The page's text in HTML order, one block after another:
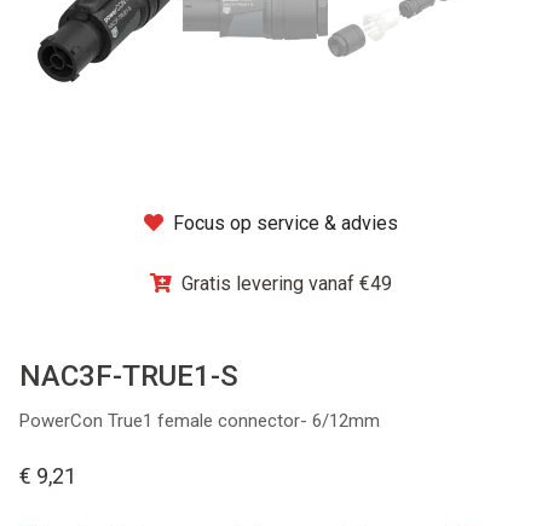
Pro Gear Lease
Contact
Focus op service & advies
Gratis levering vanaf €49
NAC3F-TRUE1-S
PowerCon True1 female connector- 6/12mm
€ 9,21